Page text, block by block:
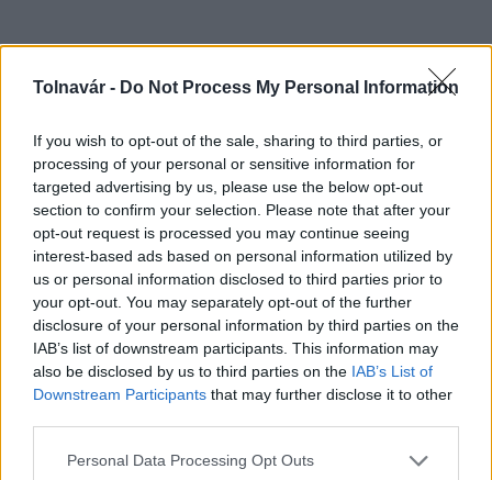
Tolnavár - Do Not Process My Personal Information
If you wish to opt-out of the sale, sharing to third parties, or
processing of your personal or sensitive information for
targeted advertising by us, please use the below opt-out
section to confirm your selection. Please note that after your
opt-out request is processed you may continue seeing
interest-based ads based on personal information utilized by
us or personal information disclosed to third parties prior to
your opt-out. You may separately opt-out of the further
disclosure of your personal information by third parties on the
IAB’s list of downstream participants. This information may
also be disclosed by us to third parties on the IAB’s List of
Downstream Participants that may further disclose it to other
Please note that this website/app uses one or more Google
Personal Data Processing Opt Outs
Útépítés
BKK KM Építő Kft. Főmterv Mérnöki Tervező Zrt.